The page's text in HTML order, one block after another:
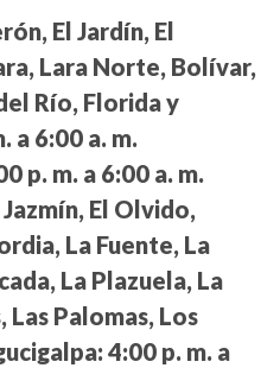
El Jardín, El
Lara Norte, Bolívar,
Río, Florida y
a 6:00 a. m.
p. m. a 6:00 a. m.
El Olvido,
La Fuente, La
La Plazuela, La
Las Palomas, Los
4:00 p. m. a